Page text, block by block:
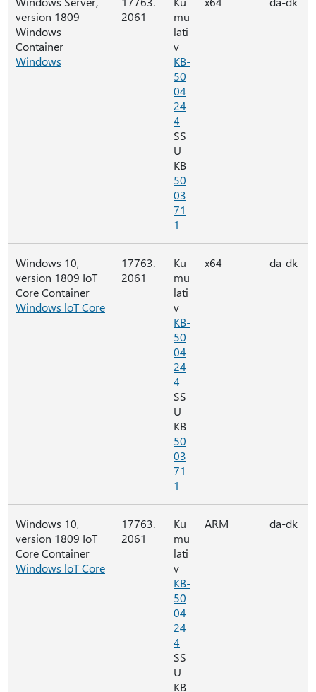
version 1809
Windows
Container
Windows
2061
mu
lati
v
KB-
50
04
24
4
SS
U
KB
50
03
71
1
Windows 10,
version 1809 IoT
Core Container
Windows loT Core
17763.
2061
Ku
mu
lati
v
KB-
50
04
24
4
SS
U
KB
50
03
71
1
x64 da-dk
Windows 10,
version 1809 IoT
Core Container
Windows loT Core
17763.
2061
Ku
mu
lati
v
KB-
50
04
24
4
SS
U
KB
ARM da-dk